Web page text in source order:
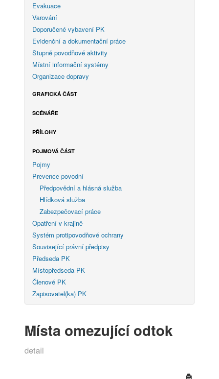
Evakuace
Varování
Doporučené vybavení PK
Evidenční a dokumentační práce
Stupně povodňové aktivity
Místní informační systémy
Organizace dopravy
GRAFICKÁ ČÁST
SCÉNÁŘE
PŘÍLOHY
POJMOVÁ ČÁST
Pojmy
Prevence povodní
Předpovědní a hlásná služba
Hlídková služba
Zabezpečovací práce
Opatření v krajině
Systém protipovodňové ochrany
Související právní předpisy
Předseda PK
Místopředseda PK
Členové PK
Zapisovatel(ka) PK
Místa omezující odtok
detail